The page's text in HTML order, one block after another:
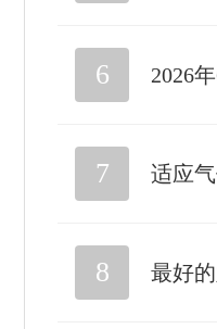
6 2026
7 适应
8 最好